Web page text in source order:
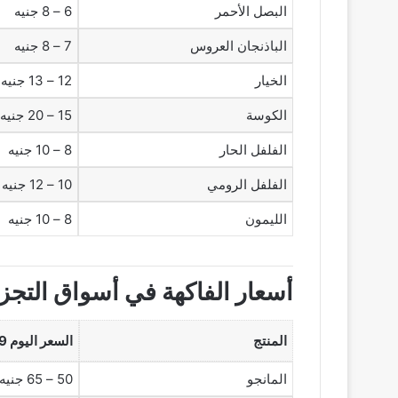
البصل الأحمر 6 – 8 جنيه
الباذنجان العروس 7 – 8 جنيه
الخيار 12 – 13 جنيه
الكوسة 15 – 20 جنيه
الفلفل الحار 8 – 10 جنيه
الفلفل الرومي 10 – 12 جنيه
الليمون 8 – 10 جنيه
أسعار الفاكهة في أسواق
المنتج السعر اليوم 29 سبتمبر 2025 (تجزئة)
المانجو 50 – 65 جنيه